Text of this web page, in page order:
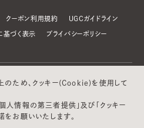
クーポン利用規約 UGCガイドライン
基づく表示 プライバシーポリシー
のため、クッキー(Cookie)を使用して
人情報の第三者提供」及び「クッキー
をお願いいたします。